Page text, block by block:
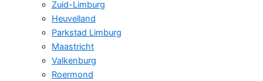
Zuid-Limburg
Heuvelland
Parkstad Limburg
Maastricht
Valkenburg
Roermond